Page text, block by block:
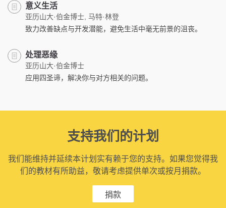
意义生活
亚历山大·伯金博士, 马特·林登
致力改善缺点与开发潜能，避免生活中毫无前景的沮丧。
处理恶缘
亚历山大·伯金博士
应用四圣谛，解决你与对方相关的问题。
支持我们的计划
我们能维持并延续本计划实有赖于您的支持。如果您觉得我
们的教材有所助益，敬请考虑提供单次或按月捐款。
捐款